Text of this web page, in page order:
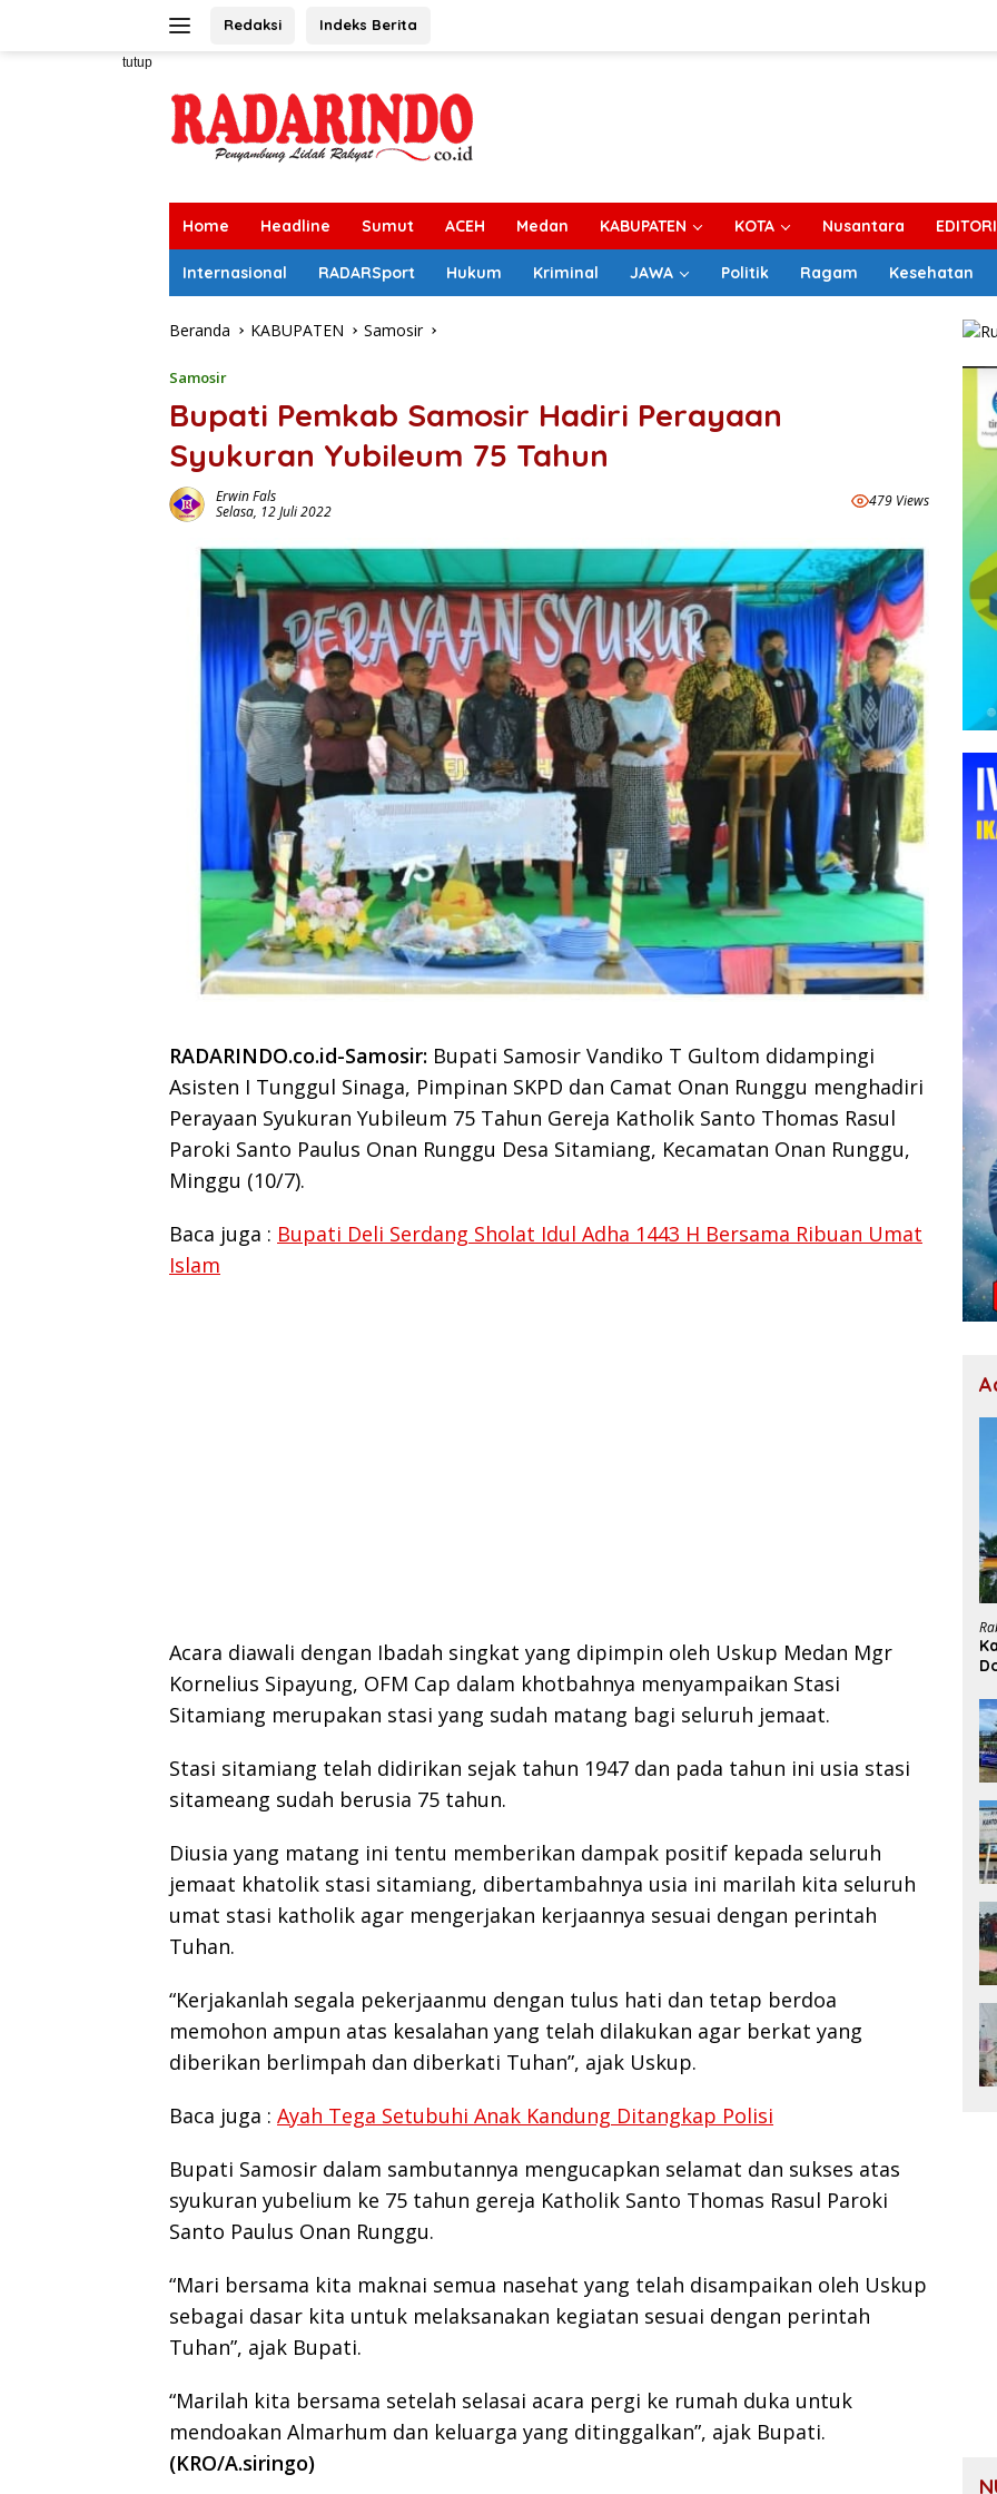
Redaksi Indeks Berita
tutup
Home Headline Sumut ACEH Medan KABUPATEN KOTA Nusantara
Internasional RADARSport Hukum Kriminal JAWA Politik Ragam Kesehatan
Beranda KABUPATEN Samosir
Samosir
Bupati Pemkab Samosir Hadiri Perayaan
Syukuran Yubileum 75 Tahun
Erwin Fals
Selasa, 12 Juli 2022
479 Views
RADARINDO.co.id-Samosir: Bupati Samosir Vandiko T Gultom didampingi
Asisten I Tunggul Sinaga, Pimpinan SKPD dan Camat Onan Runggu menghadiri
Perayaan Syukuran Yubileum 75 Tahun Gereja Katholik Santo Thomas Rasul
Paroki Santo Paulus Onan Runggu Desa Sitamiang, Kecamatan Onan Runggu,
Minggu (10/7).
Baca juga : Bupati Deli Serdang Sholat Idul Adha 1443 H Bersama Ribuan Umat
Islam
Acara diawali dengan Ibadah singkat yang dipimpin oleh Uskup Medan Mgr
Kornelius Sipayung, OFM Cap dalam khotbahnya menyampaikan Stasi
Sitamiang merupakan stasi yang sudah matang bagi seluruh jemaat.
Stasi sitamiang telah didirikan sejak tahun 1947 dan pada tahun ini usia stasi
sitameang sudah berusia 75 tahun.
Diusia yang matang ini tentu memberikan dampak positif kepada seluruh
jemaat khatolik stasi sitamiang, dibertambahnya usia ini marilah kita seluruh
umat stasi katholik agar mengerjakan kerjaannya sesuai dengan perintah
Tuhan.
“Kerjakanlah segala pekerjaanmu dengan tulus hati dan tetap berdoa
memohon ampun atas kesalahan yang telah dilakukan agar berkat yang
diberikan berlimpah dan diberkati Tuhan”, ajak Uskup.
Baca juga : Ayah Tega Setubuhi Anak Kandung Ditangkap Polisi
Bupati Samosir dalam sambutannya mengucapkan selamat dan sukses atas
syukuran yubelium ke 75 tahun gereja Katholik Santo Thomas Rasul Paroki
Santo Paulus Onan Runggu.
“Mari bersama kita maknai semua nasehat yang telah disampaikan oleh Uskup
sebagai dasar kita untuk melaksanakan kegiatan sesuai dengan perintah
Tuhan”, ajak Bupati.
“Marilah kita bersama setelah selasai acara pergi ke rumah duka untuk
mendoakan Almarhum dan keluarga yang ditinggalkan”, ajak Bupati.
(KRO/A.siringo)